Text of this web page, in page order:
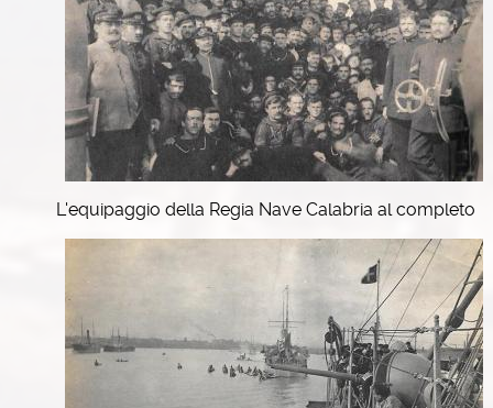
L'equipaggio della Regia Nave Calabria al completo